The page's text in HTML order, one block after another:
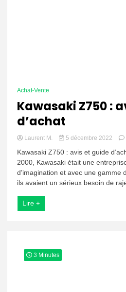
Achat-Vente
Kawasaki Z750 :
d’achat
Laurent M. 5 décembre 2022
Kawasaki Z750 : avis et guide
2000, Kawasaki était une
d’imagination et avec une gamme
ils avaient un sérieux besoin de
Lire +
3 Minutes